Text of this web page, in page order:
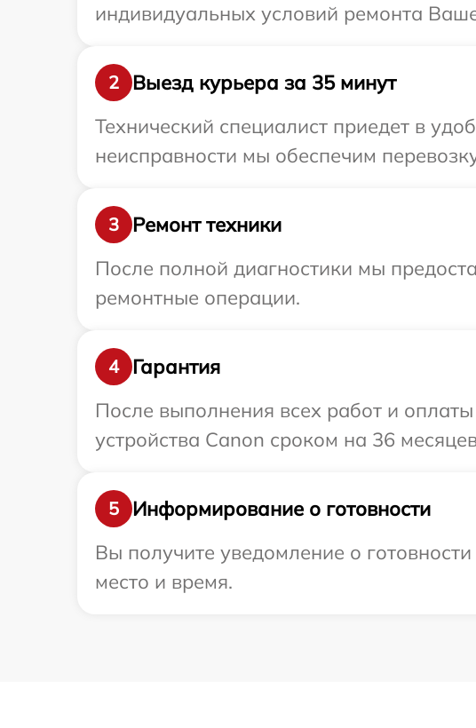
индивидуальных условий ремонта
2
Выезд курьера за 35 минут
Технический специалист приедет в
неисправности мы обеспечим
3
Ремонт техники
После полной диагностики мы
ремонтные операции.
4
Гарантия
После выполнения всех работ и
устройства Canon сроком на 36
5
Информирование о готовности
Вы получите уведомление о
место и время.